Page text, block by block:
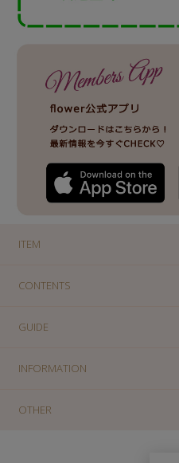
ITEM
CONTENTS
GUIDE
INFORMATION
OTHER